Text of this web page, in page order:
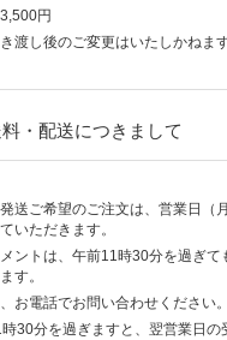
円
渡し後のご変更はいたしかねます
・配送につきまして
送ご希望のご注文は、営業日（
いただきます。
ントは、午前11時30分を過ぎて
す。
お電話でお問い合わせください。
30分を過ぎますと、翌営業日の